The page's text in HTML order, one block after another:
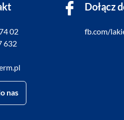
02
632
nas
Dołącz
fb.com/